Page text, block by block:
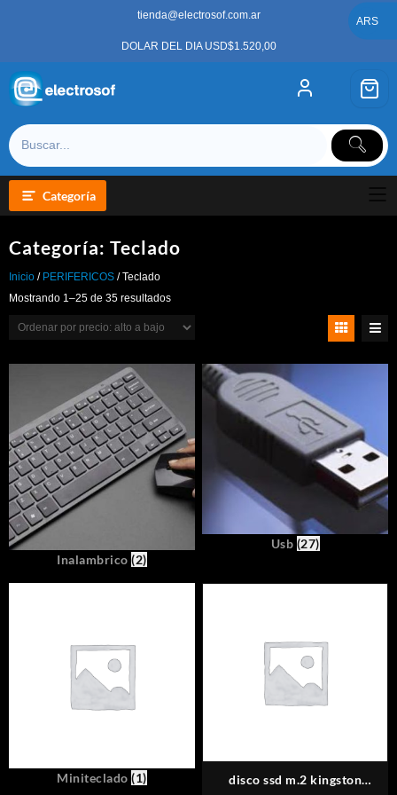
tienda@electrosof.com.ar
DOLAR DEL DIA USD$1.520,00
Categoría
Categoría: Teclado
Inicio / PERIFERICOS / Teclado
Mostrando 1–25 de 35 resultadosOrdenado
alto
Inalambrico(2)
Usb (27)
Miniteclado(1)
disco ssd m.2 kingston
ARS